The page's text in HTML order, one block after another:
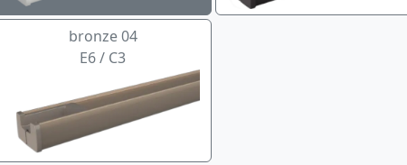
bronze 04
E6 / C3